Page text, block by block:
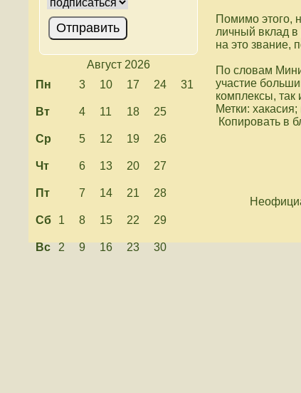
Август 2026
Пн
3 10 17 24 31
Вт 4 11 18 25
Ср 5 12 19 26
Чт 6 13 20 27
Пт 7 14 21 28
Сб 1 8 15 22 29
Вс 2 9 16 23 30
Помимо этого,
личный вклад в
на это звание,
По словам
участие
комплексы,
Метки:
Копировать в